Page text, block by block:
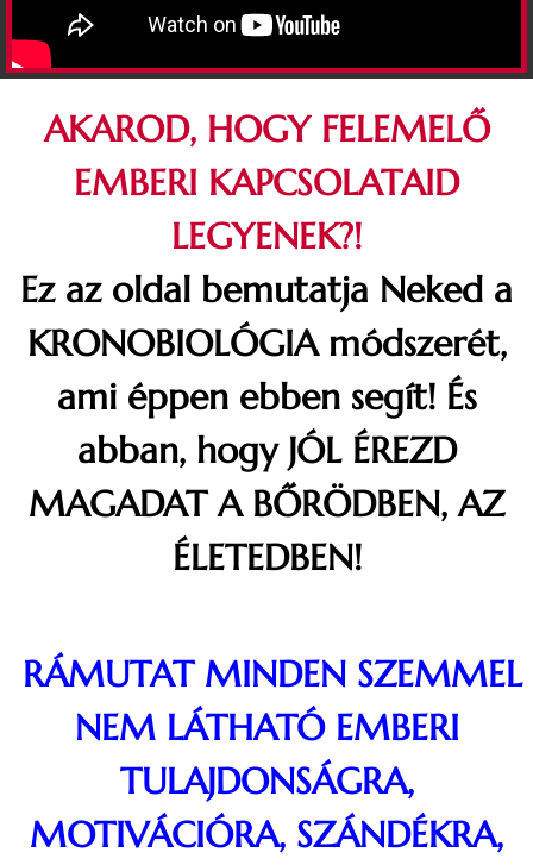
AKAROD, HOGY FELEMELŐ
EMBERI KAPCSOLATAID
LEGYENEK?!
Ez az oldal bemutatja Neked a
KRONOBIOLÓGIA módszerét,
ami éppen ebben segít! És
abban, hogy JÓL ÉREZD
MAGADAT A BŐRÖDBEN, AZ
ÉLETEDBEN!
RÁMUTAT MINDEN SZEMMEL
NEM LÁTHATÓ EMBERI
TULAJDONSÁGRA,
MOTIVÁCIÓRA, SZÁNDÉKRA,